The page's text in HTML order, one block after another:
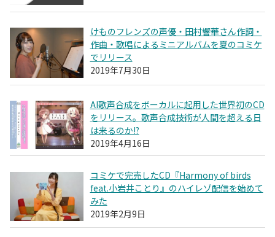
けものフレンズの声優・田村響華さん作詞・
作曲・歌唱によるミニアルバムを夏のコミケ
でリリース
2019年7月30日
AI歌声合成をボーカルに起用した世界初のCD
をリリース。歌声合成技術が人間を超える日
は来るのか!?
2019年4月16日
コミケで完売したCD『Harmony of birds
feat.小岩井ことり』のハイレゾ配信を始めて
みた
2019年2月9日